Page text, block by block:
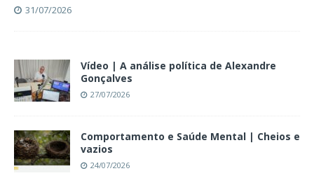
31/07/2026
Vídeo | A análise política de Alexandre
Gonçalves
27/07/2026
Comportamento e Saúde Mental | Cheios e
vazios
24/07/2026